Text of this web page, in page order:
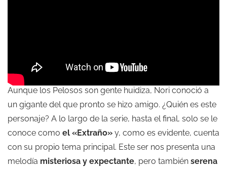
Aunque los Pelosos son gente huidiza, Nori conoció a
un gigante del que pronto se hizo amigo. ¿Quién es este
personaje? A lo largo de la serie, hasta el final, solo se le
conoce como el «Extraño» y, como es evidente, cuenta
con su propio tema principal. Este ser nos presenta una
melodía misteriosa y expectante, pero también serena